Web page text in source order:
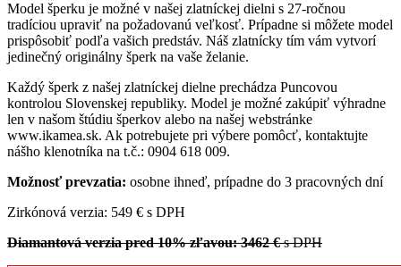
Model šperku je možné v našej zlatníckej dielni s 27-ročnou
tradíciou upraviť na požadovanú veľkosť. Prípadne si môžete model
prispôsobiť podľa vašich predstáv. Náš zlatnícky tím vám vytvorí
jedinečný originálny šperk na vaše želanie.
Každý šperk z našej zlatníckej dielne prechádza Puncovou
kontrolou Slovenskej republiky. Model je možné zakúpiť výhradne
len v našom štúdiu šperkov alebo na našej webstránke
www.ikamea.sk. Ak potrebujete pri výbere pomôcť, kontaktujte
nášho klenotníka na t.č.: 0904 618 009.
Možnosť prevzatia: osobne ihneď, prípadne do 3 pracovných dní
Zirkónová verzia: 549 € s DPH
Diamantová verzia pred 10% zľavou: 3462 €s DPH